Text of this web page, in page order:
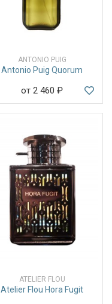
ANTONIO PUIG
Antonio Puig Quorum
от 2 460 ₽
ATELIER FLOU
Atelier Flou Hora Fugit